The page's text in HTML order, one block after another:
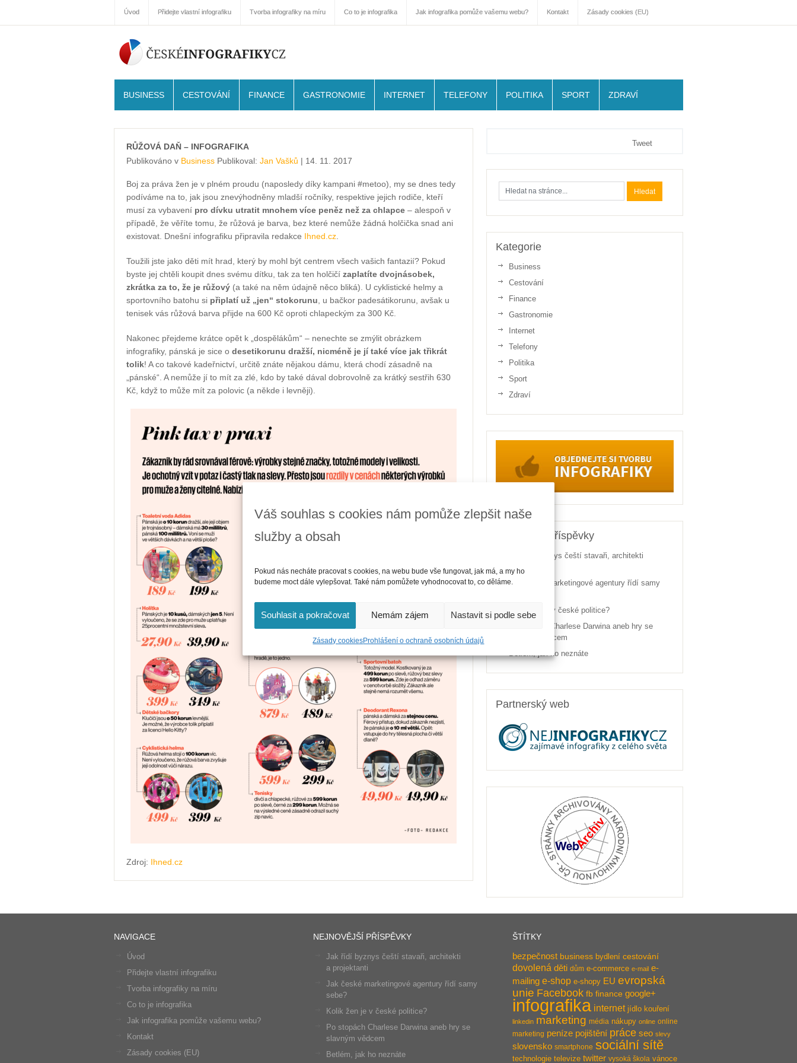
Váš souhlas s cookies nám pomůže zlepšit naše
služby a obsah
Pokud nás necháte pracovat s cookies, na webu bude vše fungovat, jak má, a my ho
budeme moct dále vylepšovat. Také nám pomůžete vyhodnocovat to, co děláme.
Souhlasit a pokračovat Nemám zájem Nastavit si podle sebe
Zásady cookiesProhlášení o ochraně osobních údajů
Úvod Přidejte vlastní infografiku Tvorba infografiky na míru Co to je infografika Jak infografika pomůže vašemu webu? Kontakt Zásady cookies (EU)
BUSINESS CESTOVÁNÍ FINANCE GASTRONOMIE INTERNET TELEFONY POLITIKA SPORT ZDRAVÍ
RŮŽOVÁ DAŇ – INFOGRAFIKA
Publikováno v Business Publikoval: Jan Vašků | 14. 11. 2017
Boj za práva žen je v plném proudu (naposledy díky kampani #metoo), my se dnes tedy
podíváme na to, jak jsou znevýhodněny mladší ročníky, respektive jejich rodiče, kteří
musí za vybavení pro dívku utratit mnohem více peněz než za chlapce – alespoň v
případě, že věříte tomu, že růžová je barva, bez které nemůže žádná holčička snad ani
existovat. Dnešní infografiku připravila redakce Ihned.cz
Toužili jste jako děti mít hrad, který by mohl být centrem všech vašich fantazií? Pokud
byste jej chtěli koupit dnes svému dítku, tak za ten holčičí zaplatíte dvojnásobek,
zkrátka za to, že je růžový (a také na něm údajně něco bliká). U cyklistické helmy a
sportovního batohu si připlatí už „jen“ stokorunu , u bačkor padesátikorunu, avšak u
tenisek vás růžová barva přijde na 600 Kč oproti chlapeckým za 300 Kč.
Nakonec přejdeme krátce opět k „dospělákům“ – nenechte se zmýlit obrázkem
infografiky, pánská je sice o desetikorunu dražší, nicméně je jí také více jak třikrát
tolik! A co takové kadeřnictví, určitě znáte nějakou dámu, která chodí zásadně na
„pánské“. A nemůže jí to mít za zlé, kdo by také dával dobrovolně za krátký sestřih 630
Kč, když to může mít za polovic (a někde i levněji).
Zdroj: Ihned.cz
Tweet
Kategorie
Business
Cestování
Finance
Gastronomie
Internet
Telefony
Politika
Sport
Zdraví
Nejnovější příspěvky
Jak řídí byznys čeští stavaři, architekti
a projektanti
Jak české marketingové agentury řídí samy
Kolik žen je v české politice?
Po stopách Charlese Darwina aneb hry se
slavným vědcem
Betlém, jak ho neznáte
Partnerský web
NAVIGACE
Úvod
Přidejte vlastní infografiku
Tvorba infografiky na míru
Co to je infografika
Jak infografika pomůže vašemu webu?
Kontakt
Zásady cookies (EU)
NEJNOVĚJŠÍ PŘÍSPĚVKY
Jak řídí byznys čeští stavaři, architekti
a projektanti
Jak české marketingové agentury řídí samy
sebe?
Kolik žen je v české politice?
Po stopách Charlese Darwina aneb hry se
slavným vědcem
Betlém, jak ho neznáte
ŠTÍTKY
bezpečnost business bydlení cestování
dovolená děti dům e-commerce e-mail e-
mailing e-shop e-shopy EU evropská
unie Facebook fb finance google+
infografika internet jídlo kouření
linkedin marketing média nákupy online online
marketing peníze pojištění práce seo slevy
slovensko smartphone sociální sítě
technologie televize twitter vysoká škola vánoce